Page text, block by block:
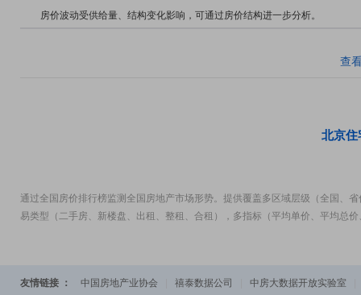
房价波动受供给量、结构变化影响，可通过房价结构进一步分析。
查
北京住
通过全国房价排行榜监测全国房地产市场形势。提供覆盖多区域层级（全国、
易类型（二手房、新楼盘、出租、整租、合租），多指标（平均单价、平均总
友情链接 ： 中国房地产业协会 禧泰数据公司 中房大数据开放实验室